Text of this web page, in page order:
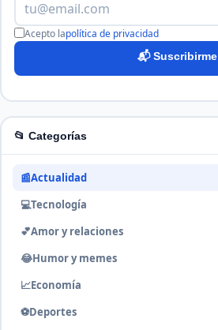
Acepto lapolítica de privacidad
📬 Suscribirme
📂 Categorías
📰Actualidad
💻Tecnología
💕Amor y relaciones
😂Humor y memes
📈Economía
⚽Deportes